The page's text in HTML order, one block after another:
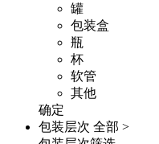
罐
包装盒
瓶
杯
软管
其他
确定
包装层次 全部 >